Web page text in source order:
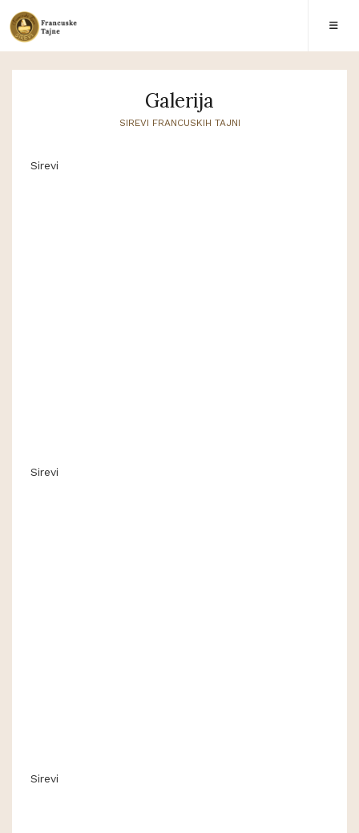
Galerija
SIREVI FRANCUSKIH TAJNI
Sirevi
Sirevi
Sirevi